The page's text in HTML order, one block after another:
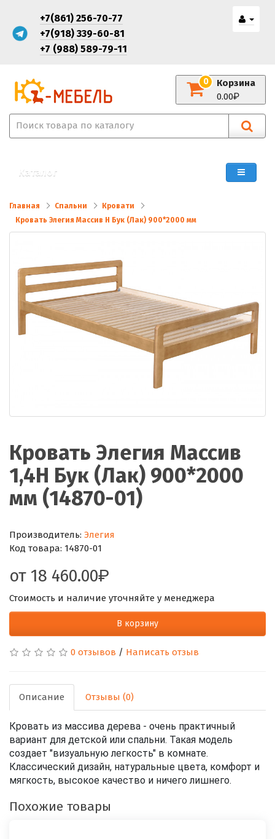
+7(861) 256-70-77
+7(918) 339-60-81
+7 (988) 589-79-11
Корзина
0
0.00
Каталог
Главная Спальни
Кровати
Кровать Элегия Массив Н Бук (Лак) 900*2000 мм
Кровать Элегия Массив
1,4Н Бук (Лак) 900*2000
мм (14870-01)
Производитель: Элегия
Код товара: 14870-01
от 18 460.00
Стоимость и наличие уточняйте у менеджера
В корзину
0 отзывов / Написать отзыв
Описание Отзывы (0)
Кровать из массива дерева - очень практичный
вариант для детской или спальни. Такая модель
создает "визуальную легкость" в комнате.
Классический дизайн, натуральные цвета, комфорт и
мягкость, высокое качество и ничего лишнего.
Похожие товары